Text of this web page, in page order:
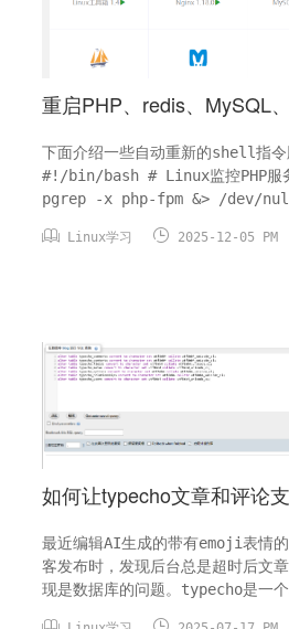
重启PHP、redis、MySQL
下面介绍一些自动重新的shell指令
#!/bin/bash # Linux监控PHP服
pgrep -x php-fpm &> /dev/
控到php56已停止，已执行重启计
 Linux学习  2025-12-05 PM
如何让typecho文章和评论
最近编辑AI生成的带有emoji表情
客发布时，发现后台总是超时后文
现是数据库的问题。typecho是一
 